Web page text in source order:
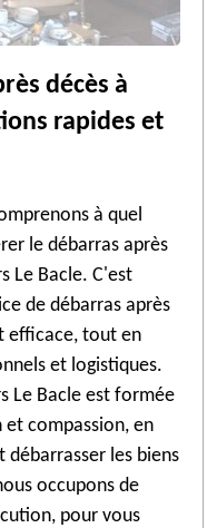
décès à
rapides et
à quel
le débarras après
Le Bacle. C'est
de débarras après
efficace, tout en
et logistiques.
Le Bacle est formée
compassion, en
débarrasser les biens
occupons de
pour vous